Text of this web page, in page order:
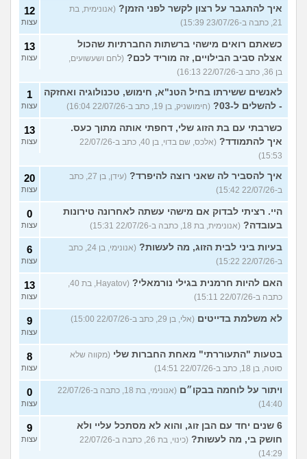
איך להתגבר על רצון לקשר לפני הזמן? (אנונימית, בת
21, כתבה ב-23/07/26 15:39)
12
עצות
כשאתם רואים מישהי ברשתות החברתיות שהכול
אצלה סביב הבילויים, זה מוריד לכם? (לחם ושעשועים,
בן 36, כתב ב-22/07/26 16:13)
13
עצות
לאנשים ששירתו בחיל הטנ"א, חימוש, טכנולוגיה ואחזקה
- להשלים ל-03?
(חימושניק, בן 19, כתב ב-22/07/26 16:04)
1
עצות
כשרבתי עם בת הזוג שלי, דחפתי אותה מתוך כעס.
איך להתמודד?
(אלכס, שם בדוי, בן 40, כתב ב-22/07/26
15:53)
13
עצות
איך להסביר לה שאני רוצה להיפרד?
(עידן, בן 27, כתב
ב-22/07/26 15:42)
20
עצות
היי. רציתי לבדוק אם מישהי עשתה לאחרונה טירונות
בעובדה? (אנונימית, בת 18, כתבה ב-22/07/26 15:31)
0
עצות
בעיות ביני לבית הזוג, מה לעשות?
(אנונימי, בן 24, כתב
ב-22/07/26 15:22)
6
עצות
האם להיות חרמנית בגילי נורמאלי?
כתבה ב-22/07/26 15:11)
13
עצות
לא משלמת בדייטים (אלי, בן 29, כתב ב-22/07/26 15:00) 9
עצות
בטעות "התעוררתי" מאחת החברות שלי (מקווה שלא
סוטה, בן 18, כתב ב-22/07/26 14:51)
8
עצות
ויתור על לוחמה בבקו״ם
(אנונימי, בת 18, כתבה ב-22/07/26
14:40)
0
עצות
6 שנים יחד עם הבן זוג, והוא לא מסתכל עליי ולא
חושק בי, מה לעשות?
(כינוי, בת 26, כתבה ב-22/07/26
14:29)
9
עצות